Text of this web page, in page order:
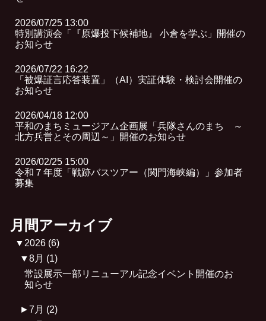
2026/07/25 13:00
特別講演会「『原爆投下候補地』 小倉を学ぶ」開催の
お知らせ
2026/07/22 16:22
「被爆証言応答装置」（AI）実証体験・検討会開催の
お知らせ
2026/04/18 12:00
平和のまちミュージアム企画展「兵隊さんのまち ～
北方兵営とその周辺～」開催のお知らせ
2026/02/25 15:00
令和７年度「戦跡バスツアー（関門海峡編）」参加者
募集
月間アーカイブ
▼ 2026 (6)
▼8月 (1)
常設展示一部リニューアル記念イベント開催のお
知らせ
►7月 (2)